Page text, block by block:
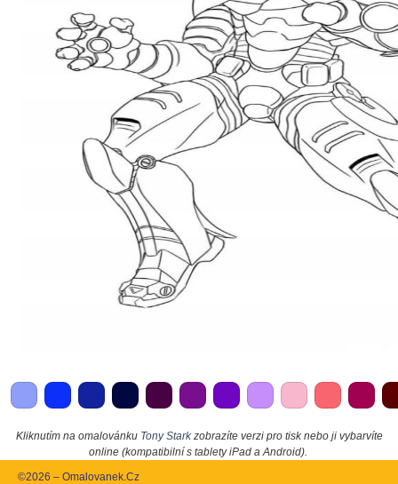
Kliknutím na omalovánku Tony Starkzobrazíte verzi pro tisk nebo ji vybarvíte
online (kompatibilní s tablety iPad a Android).
©2026 – Omalovanek.Cz